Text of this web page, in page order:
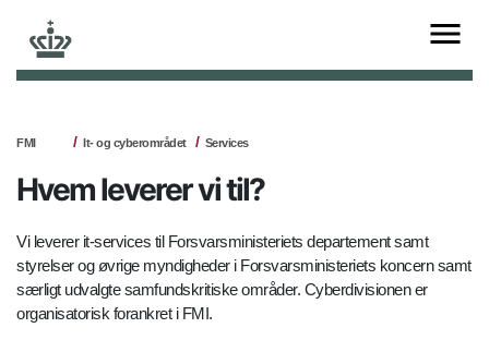
FMI It- og cyberområdet Services
Hvem leverer vi til?
Vi leverer it-services til Forsvarsministeriets departement samt
styrelser og øvrige myndigheder i Forsvarsministeriets koncern samt
særligt udvalgte samfundskritiske områder. Cyberdivisionen er
organisatorisk forankret i FMI.